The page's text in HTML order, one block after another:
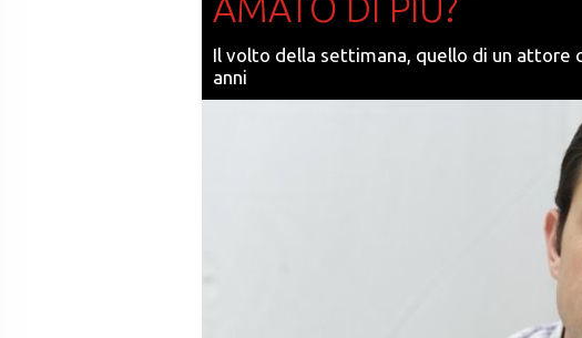
AMATO DI PIÙ?
Il volto della settimana, quello di un attore
anni